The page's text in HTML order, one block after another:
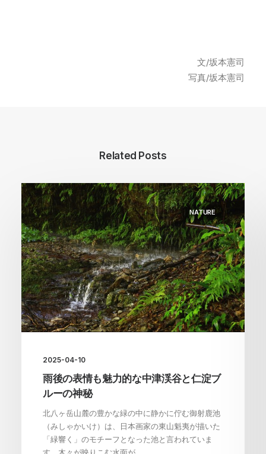
文/坂本憲司
写真/坂本憲司
Related Posts
NATURE
2025-04-10
雨後の表情も魅力的な中津渓谷と仁淀ブ
ルーの神秘
北八ヶ岳山麓の豊かな緑の中に静かに佇む御射鹿池
（みしゃかいけ）は、日本画家の東山魁夷が描いた
「緑響く」のモチーフとなった池と言われていま
す。木々が映りこむ水面が